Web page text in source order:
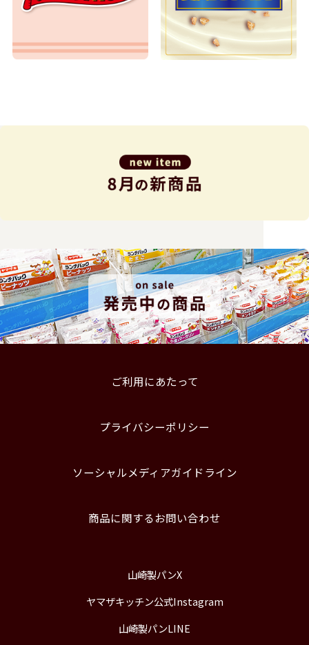
ご利用にあたって
プライバシーポリシー
ソーシャルメディアガイドライン
商品に関するお問い合わせ
山崎製パンX
ヤマザキッチン公式Instagram
山崎製パンLINE